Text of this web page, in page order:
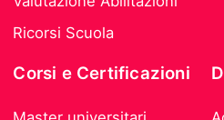
Ricorsi Scuola
Corsi e Certificazioni